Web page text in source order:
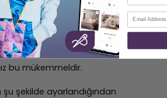
bir şablon yazdırma
Yerleşimi
nasıl hizalandığını
bu mükemmeldir.
şekilde ayarlandığından
E-posta